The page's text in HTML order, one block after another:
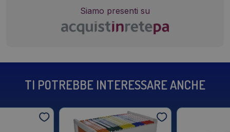
Siamo presenti su
TI POTREBBE INTERESSARE ANCHE